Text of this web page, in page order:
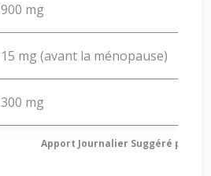
Apport Journalier Suggéré pour
900 mg
15 mg (avant la ménopause)
300 mg